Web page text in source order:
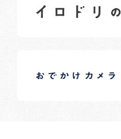
日常の様子など随時更新中です。
日常の様子など随時更新中です。